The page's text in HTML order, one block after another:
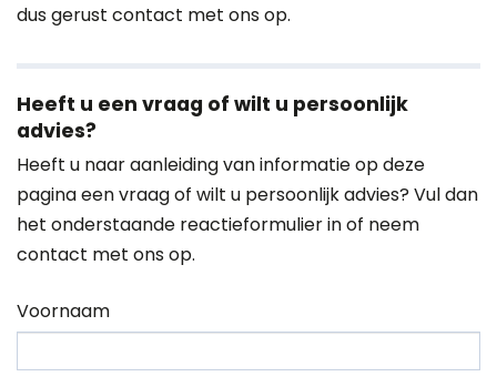
dus gerust contact met ons op.
Heeft u een vraag of wilt u persoonlijk
advies?
Heeft u naar aanleiding van informatie op deze
pagina een vraag of wilt u persoonlijk advies? Vul dan
het onderstaande reactieformulier in of neem
contact met ons op.
Voornaam